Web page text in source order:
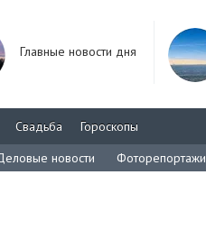
Главные новости дня
Свадьба
Гороскопы
новости Фоторепортажи